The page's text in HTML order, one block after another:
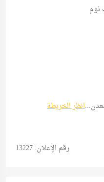
انظر الخريطة
رقم الإعلان: 13227